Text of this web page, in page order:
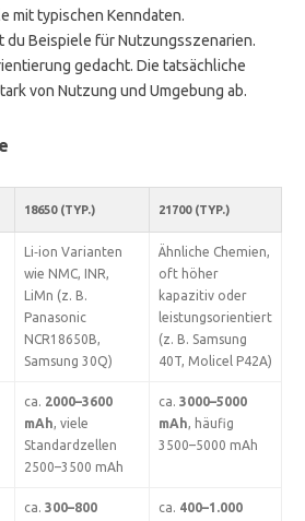
mit typischen Kenndaten.
Beispiele für Nutzungsszenarien.
gedacht. Die tatsächliche
von Nutzung und Umgebung ab.
18650 (TYP.) 21700 (TYP.)
Li‑ion Varianten
wie NMC, INR,
LiMn (z. B.
Panasonic
NCR18650B,
Samsung 30Q)
Ähnliche Chemien,
oft höher
kapazitiv oder
leistungsorientiert
(z. B. Samsung
40T, Molicel P42A)
ca. 2000–3600
mAh, viele
Standardzellen
2500–3500 mAh
ca. 3000–5000
mAh, häufig
3500–5000 mAh
ca. 300–800
ca. 400–1.000